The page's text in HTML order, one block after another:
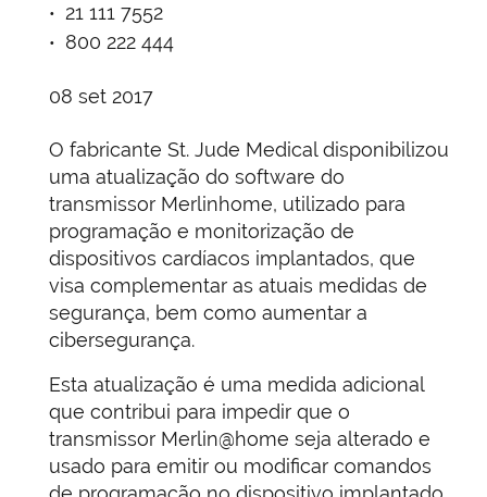
21 111 7552
800 222 444
08 set 2017
O fabricante St. Jude Medical disponibilizou
uma atualização do software do
transmissor Merlinhome, utilizado para
programação e monitorização de
dispositivos cardíacos implantados, que
visa complementar as atuais medidas de
segurança, bem como aumentar a
cibersegurança.
Esta atualização é uma medida adicional
que contribui para impedir que o
transmissor Merlin@home seja alterado e
usado para emitir ou modificar comandos